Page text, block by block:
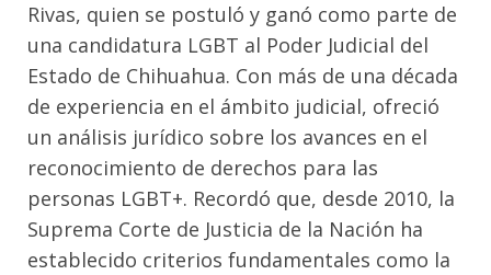
Rivas, quien se postuló y ganó como parte de
una candidatura LGBT al Poder Judicial del
Estado de Chihuahua. Con más de una década
de experiencia en el ámbito judicial, ofreció
un análisis jurídico sobre los avances en el
reconocimiento de derechos para las
personas LGBT+. Recordó que, desde 2010, la
Suprema Corte de Justicia de la Nación ha
establecido criterios fundamentales como la